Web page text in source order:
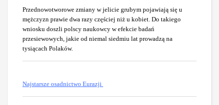
Przednowotworowe zmiany w jelicie grubym pojawiają się u
mężczyzn prawie dwa razy częściej niż u kobiet. Do takiego
wniosku doszli polscy naukowcy w efekcie badań
przesiewowych, jakie od niemal siedmiu lat prowadzą na
tysiącach Polaków.
Najstarsze osadnictwo Eurazji